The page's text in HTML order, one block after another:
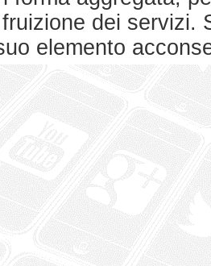
dei servizi.
elemento